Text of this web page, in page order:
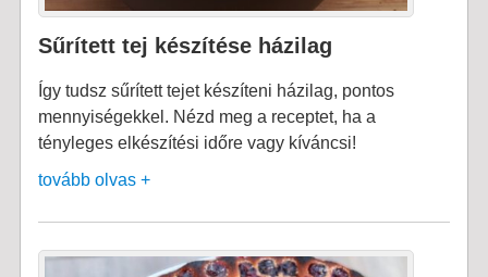
Sűrített tej készítése házilag
Így tudsz sűrített tejet készíteni házilag, pontos
mennyiségekkel. Nézd meg a receptet, ha a
tényleges elkészítési időre vagy kíváncsi!
tovább olvas +